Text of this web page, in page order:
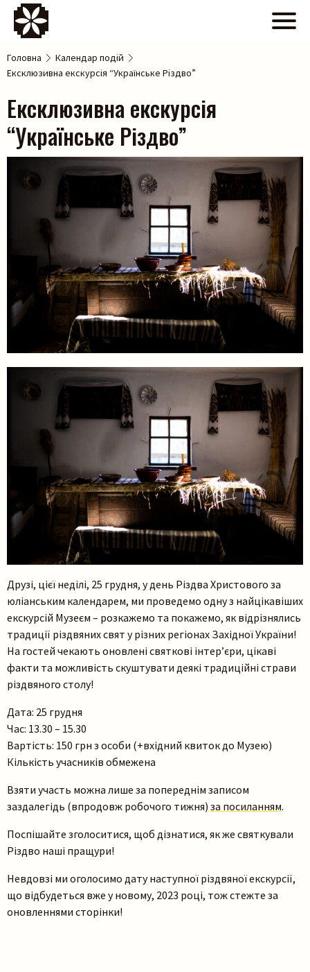
Головна
Календар подій
Ексклюзивна екскурсія “Українське Різдво”
Ексклюзивна екскурсія
“Українське Різдво”
Друзі, цієї неділі, 25 грудня, у день Різдва Христового за
юліанським календарем, ми проведемо одну з найцікавіших
екскурсій Музеєм – розкажемо та покажемо, як відрізнялись
традиції різдвяних свят у різних регіонах Західної України!
На гостей чекають оновлені святкові інтер’єри, цікаві
факти та можливість скуштувати деякі традиційні страви
різдвяного столу!
Дата: 25 грудня
Час: 13.30 – 15.30
Вартість: 150 грн з особи (+вхідний квиток до Музею)
Кількість учасників обмежена
Взяти участь можна лише за попереднім записом
заздалегідь (впродовж робочого тижня) за посиланням.
Поспішайте зголоситися, щоб дізнатися, як же святкували
Різдво наші пращури!
Невдовзі ми оголосимо дату наступної різдвяної екскурсії,
що відбудеться вже у новому, 2023 році, тож стежте за
оновленнями сторінки!